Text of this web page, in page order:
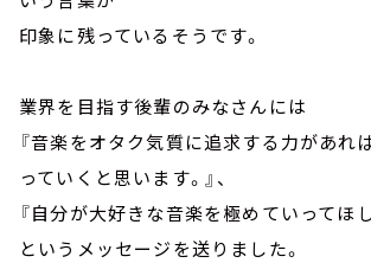
印象に残っているそうです。
業界を目指す後輩のみなさんには
『音楽をオタク気質に追求する力があれ
っていくと思います。』、
『自分が大好きな音楽を極めていってほし
というメッセージを送りました。